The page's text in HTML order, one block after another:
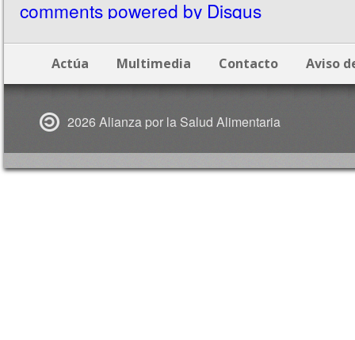
comments powered by Disqus
Actúa Multimedia Contacto Aviso
2026 Alianza por la Salud Alimentaria